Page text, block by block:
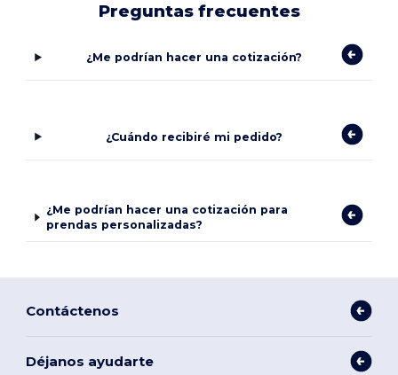
Preguntas frecuentes
¿Me podrían hacer una cotización?
¿Cuándo recibiré mi pedido?
¿Me podrían hacer una cotización para
prendas personalizadas?
Contáctenos
Déjanos ayudarte